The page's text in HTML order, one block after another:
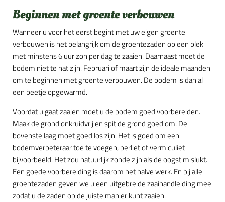
Beginnen met groente verbouwen
Wanneer u voor het eerst begint met uw eigen groente
verbouwen is het belangrijk om de groentezaden op een plek
met minstens 6 uur zon per dag te zaaien. Daarnaast moet de
bodem niet te nat zijn. Februari of maart zijn de ideale maanden
om te beginnen met groente verbouwen. De bodem is dan al
een beetje opgewarmd.
Voordat u gaat zaaien moet u de bodem goed voorbereiden.
Maak de grond onkruidvrij en spit de grond goed om. De
bovenste laag moet goed los zijn. Het is goed om een
bodemverbeteraar toe te voegen, perliet of vermiculiet
bijvoorbeeld. Het zou natuurlijk zonde zijn als de oogst mislukt.
Een goede voorbereiding is daarom het halve werk. En bij alle
groentezaden geven we u een uitgebreide zaaihandleiding mee
zodat u de zaden op de juiste manier kunt zaaien.